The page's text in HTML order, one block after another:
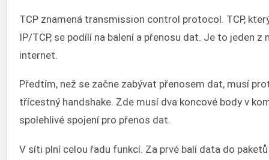
TCP znamená transmission control protocol. TCP,
IP/TCP, se podílí na balení a přenosu dat. Je to jeden
internet.
Předtím, než se začne zabývat přenosem dat, musí
třícestný handshake. Zde musí dva koncové body v
spolehlivé spojení pro přenos dat.
V síti plní celou řadu funkcí. Za prvé balí data do